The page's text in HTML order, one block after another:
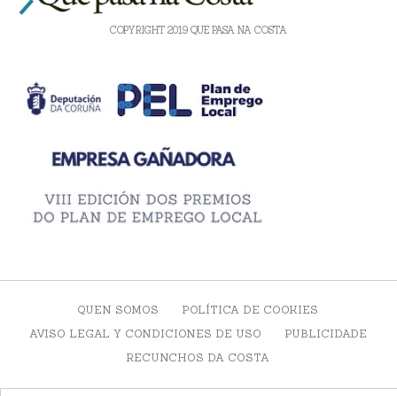
COPYRIGHT 2019 QUE PASA NA COSTA
QUEN SOMOS
POLÍTICA DE COOKIES
AVISO LEGAL Y CONDICIONES DE USO
PUBLICIDADE
RECUNCHOS DA COSTA